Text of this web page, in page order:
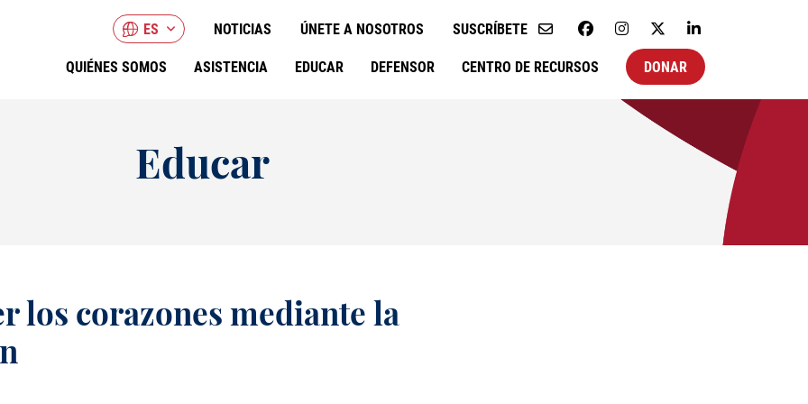
ES NOTICIAS ÚNETE A NOSOTROS SUSCRÍBETE
QUIÉNES SOMOS ASISTENCIA EDUCAR DEFENSOR CENTRO DE RECURSOS DONAR
Educar
los corazones mediante la